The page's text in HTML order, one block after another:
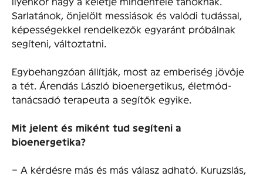
Sarlatánok, önjelölt messiások és valódi tudással,
képességekkel rendelkezők egyaránt próbálnak
segíteni, változtatni.
Egybehangzóan állítják, most az emberiség jövője
a tét. Árendás László bioenergetikus, életmód-
tanácsadó terapeuta a segítők egyike.
Mit jelent és miként tud segíteni a
bioenergetika?
– A kérdésre más és más válasz adható. Kuruzslás,